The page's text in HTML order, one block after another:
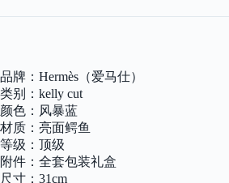
扣
品牌：Hermès（爱马仕）
类别：kelly cut
颜色：风暴蓝
材质：亮面鳄鱼
等级：顶级
附件：全套包装礼盒
尺寸：31cm